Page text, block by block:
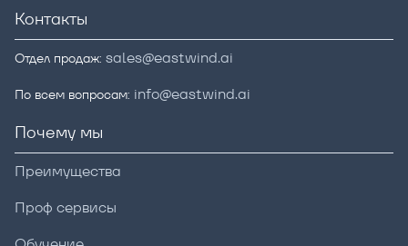
Контакты
Отдел продаж: sales@eastwind.ai
По всем вопросам: info@eastwind.ai
Почему мы
Преимущества
Проф сервисы